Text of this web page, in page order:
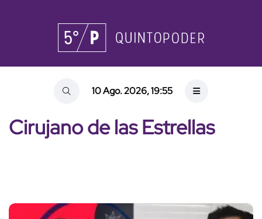
10 Ago. 2026, 19:55
Cirujano de las Estrellas